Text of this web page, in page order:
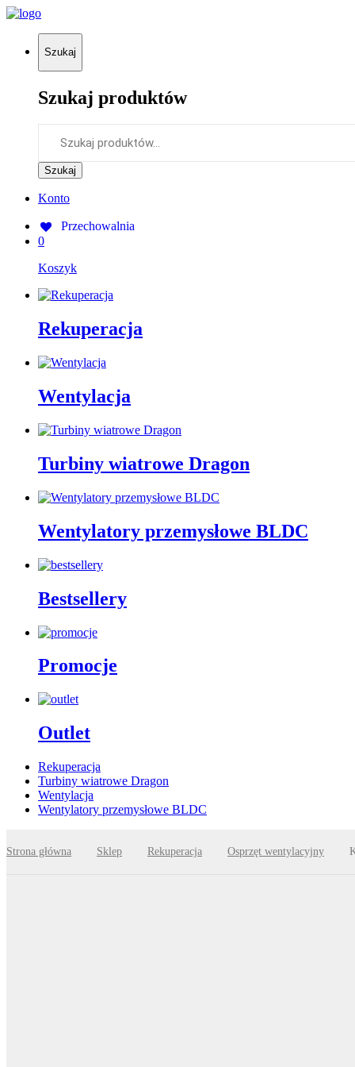
Szukaj
Szukaj produktów
Szukaj
Konto
Przechowalnia
0
Koszyk
Rekuperacja
Wentylacja
Turbiny wiatrowe Dragon
Wentylatory przemysłowe BLDC
Bestsellery
Promocje
Outlet
Rekuperacja
Turbiny wiatrowe Dragon
Wentylacja
Wentylatory przemysłowe BLDC
Strona główna Sklep Rekuperacja Osprzęt wentylacyjny